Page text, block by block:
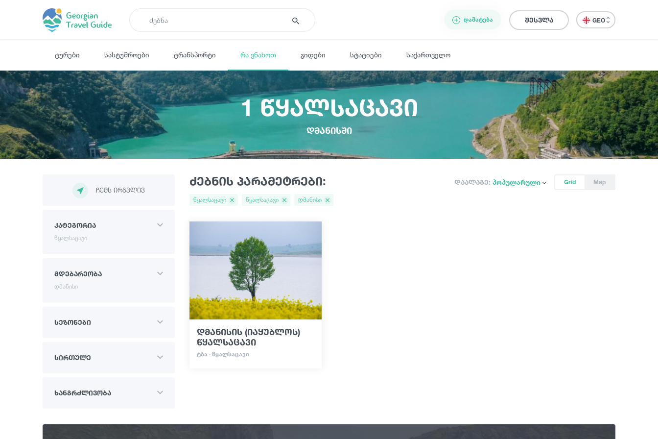
ᲓᲐᲛᲐᲢᲔᲑᲐ შესვლა GEO
ტურები სასტუმროები ტრანსპორტი რა ვნახოთ გიდები სტატიები საქართველო
1 წყალსაცავი
დმანისში
ჩემს ირგვლივ
კატეგორია
წყალსაცავი
მდებარეობა
დმანისი
სეზონები
სირთულე
ხანგრძლივობა
ძებნის პარამეტრები: Grid Map
დაალაგე: პოპულარული
წყალსაცავი წყალსაცავი დმანისი
დმანისის (იაყუბლოს)
წყალსაცავი
ᲢᲑᲐ · ᲬᲧᲐᲚᲡᲐᲪᲐᲕᲘ